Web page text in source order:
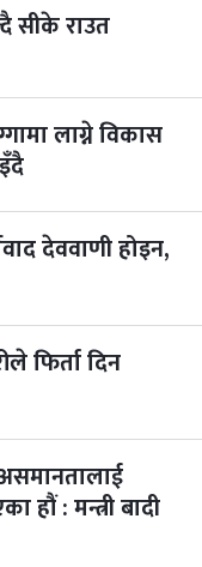
सीके राउत
लाग्ने विकास
देववाणी होइन,
फिर्ता दिन
हौं : मन्त्री बादी